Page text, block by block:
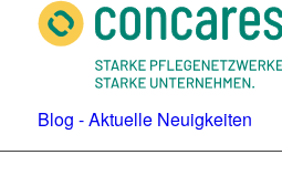
Blog - Aktuelle Neuigkeiten